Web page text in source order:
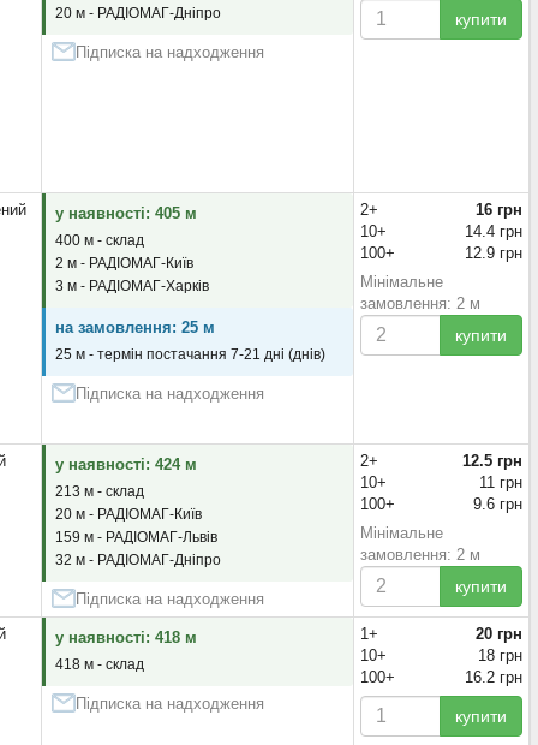
20 м - РАДІОМАГ-Дніпро
Підписка на надходження
купити
у наявності: 405 м
400 м - склад
2 м - РАДІОМАГ-Київ
3 м - РАДІОМАГ-Харків
на замовлення: 25 м
25 м - термін постачання 7-21 дні (днів)
Підписка на надходження
2+
16 грн
10+
14.4 грн
100+
12.9 грн
Мінімальне
замовлення: 2 м
купити
у наявності: 424 м
213 м - склад
20 м - РАДІОМАГ-Київ
159 м - РАДІОМАГ-Львів
32 м - РАДІОМАГ-Дніпро
Підписка на надходження
2+
12.5 грн
10+
11 грн
100+
9.6 грн
Мінімальне
замовлення: 2 м
купити
у наявності: 418 м
418 м - склад
Підписка на надходження
1+
20 грн
10+
18 грн
100+
16.2 грн
купити